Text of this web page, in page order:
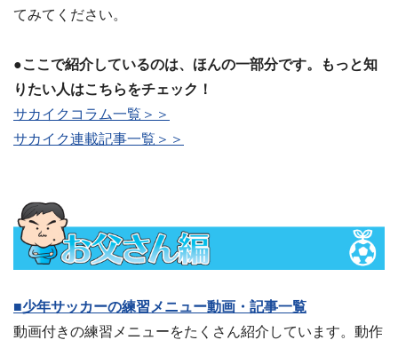
てみてください。
●ここで紹介しているのは、ほんの一部分です。もっと知
りたい人はこちらをチェック！
サカイクコラム一覧＞＞
サカイク連載記事一覧＞＞
■少年サッカーの練習メニュー動画・記事一覧
動画付きの練習メニューをたくさん紹介しています。動作